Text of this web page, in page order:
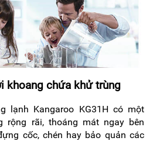
khoang chứa khử trùng
lạnh Kangaroo KG31H có một
rộng rãi, thoáng mát ngay bên
cốc, chén hay bảo quản các